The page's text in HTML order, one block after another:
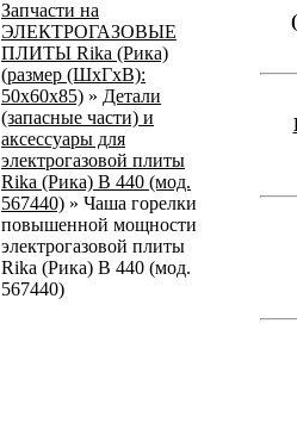
Запчасти на
ЭЛЕКТРОГАЗОВЫЕ
ПЛИТЫ Rika (Рика)
(размер (ШхГхВ):
50х60х85) » Детали
(запасные части) и
аксессуары для
электрогазовой плиты
Rika (Рика) В 440 (мод.
567440) » Чаша горелки
повышенной мощности
электрогазовой плиты
Rika (Рика) В 440 (мод.
567440)